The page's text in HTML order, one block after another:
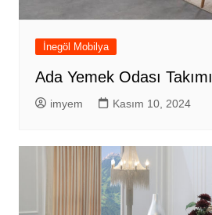
İnegöl Mobilya
Ada Yemek Odası Takımı
imyem Kasım 10, 2024